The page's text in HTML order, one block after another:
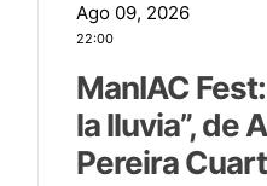
Ago 09, 2026
22:00
ManIAC
la lluvia”, de
Pereira